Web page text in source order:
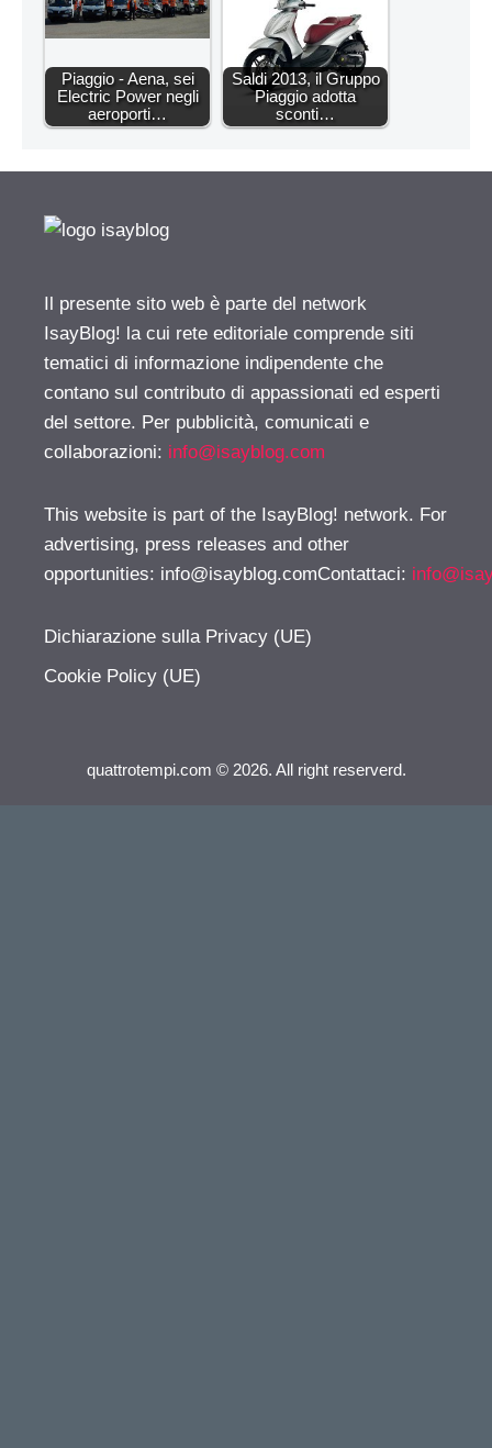
Piaggio - Aena, sei
Electric Power negli
aeroporti…
Saldi 2013, il Gruppo
Piaggio adotta
sconti…
Il presente sito web è parte del network
IsayBlog! la cui rete editoriale comprende siti
tematici di informazione indipendente che
contano sul contributo di appassionati ed esperti
del settore. Per pubblicità, comunicati e
collaborazioni: info@isayblog.com
This website is part of the IsayBlog! network. For
advertising, press releases and other
opportunities: info@isayblog.comContattaci:
Dichiarazione sulla Privacy (UE)
Cookie Policy (UE)
quattrotempi.com © 2026. All right reserverd.